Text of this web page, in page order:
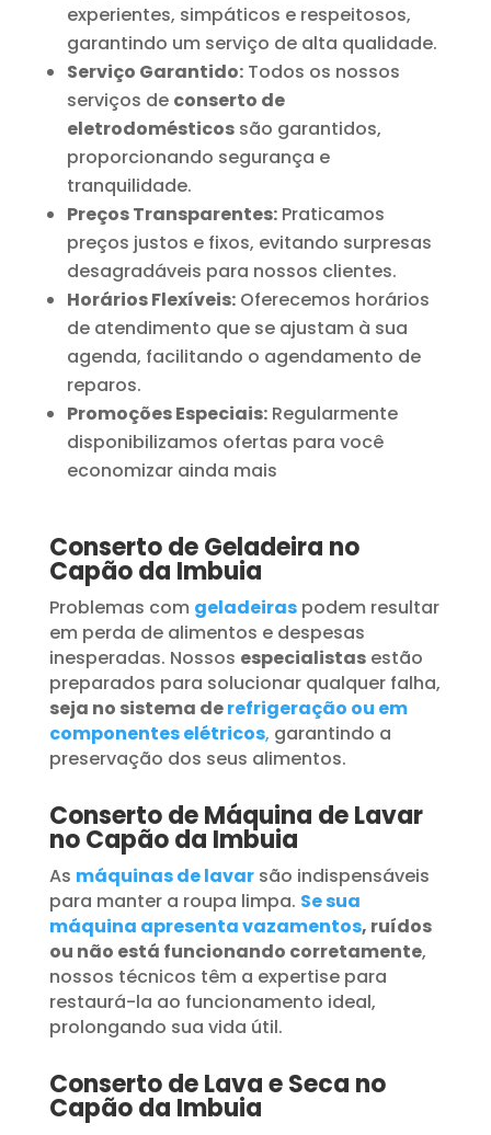
experientes, simpáticos e respeitosos,
garantindo um serviço de alta qualidade.
Serviço Garantido:Todos os nossos
serviços de conserto de
eletrodomésticossão garantidos,
proporcionando segurança e
tranquilidade.
Preços Transparentes:Praticamos
preços justos e fixos, evitando surpresas
desagradáveis para nossos clientes.
Horários Flexíveis:Oferecemos horários
de atendimento que se ajustam à sua
agenda, facilitando o agendamento de
reparos.
Promoções Especiais:Regularmente
disponibilizamos ofertas para você
economizar ainda mais
Conserto de Geladeira no
Capão da Imbuia
Problemas com geladeiraspodem resultar
em perda de alimentos e despesas
inesperadas. Nossos especialistasestão
preparados para solucionar qualquer falha,
seja no sistema derefrigeração ou em
componentes elétricos, garantindo a
preservação dos seus alimentos.
Conserto de Máquina de Lavar
no Capão da Imbuia
As máquinas de lavar são indispensáveis
para manter a roupa limpa. Se sua
máquina apresenta vazamentos, ruídos
ou não está funcionando corretamente,
nossos técnicos têm a expertise para
restaurá-la ao funcionamento ideal,
prolongando sua vida útil.
Conserto de Lava e Seca no
Capão da Imbuia